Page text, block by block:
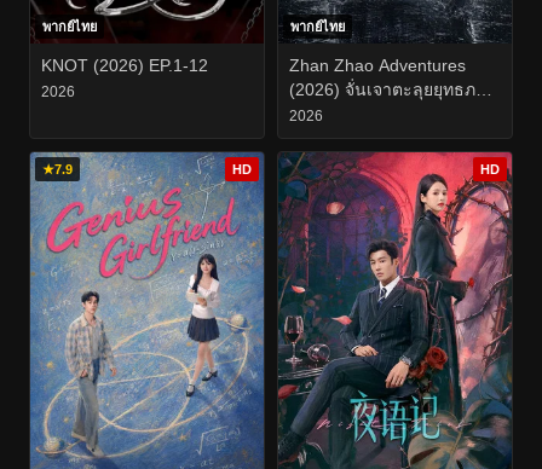
พากย์ไทย
KNOT (2026) EP.1-12
2026
พากย์ไทย
Zhan Zhao Adventures
(2026) จั่นเจาตะลุยยุทธภพ
EP.1-37
2026
★7.9 HD HD